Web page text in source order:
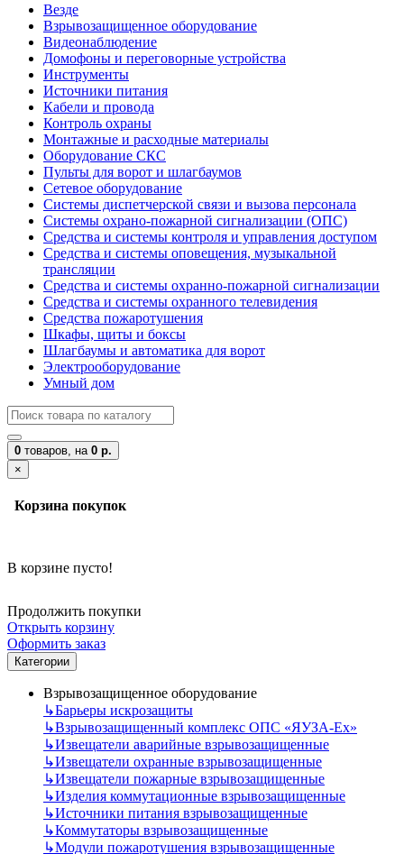
Везде
Взрывозащищенное оборудование
Видеонаблюдение
Домофоны и переговорные устройства
Инструменты
Источники питания
Кабели и провода
Контроль охраны
Монтажные и расходные материалы
Оборудование СКС
Пульты для ворот и шлагбаумов
Сетевое оборудование
Системы диспетчерской связи и вызова персонала
Системы охрано-пожарной сигнализации (ОПС)
Средства и системы контроля и управления доступом
Средства и системы оповещения, музыкальной
трансляции
Средства и системы охранно-пожарной сигнализации
Средства и системы охранного телевидения
Средства пожаротушения
Шкафы, щиты и боксы
Шлагбаумы и автоматика для ворот
Электрооборудование
Умный дом
0 товаров, на 0 р.
×
Корзина покупок
В корзине пусто!
Продолжить покупки
Открыть корзину
Оформить заказ
Категории
Взрывозащищенное оборудование
↳Барьеры искрозащиты
↳Взрывозащищенный комплекс ОПС «ЯУЗА-Ех»
↳Извещатели аварийные взрывозащищенные
↳Извещатели охранные взрывозащищенные
↳Извещатели пожарные взрывозащищенные
↳Изделия коммутационные взрывозащищенные
↳Источники питания взрывозащищенные
↳Коммутаторы взрывозащищенные
↳Модули пожаротушения взрывозащищенные